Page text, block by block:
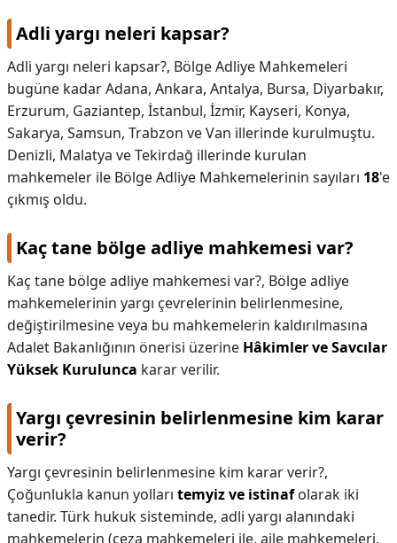
Adli yargı neleri kapsar?
Adli yargı neleri kapsar?, Bölge Adliye Mahkemeleri
bugüne kadar Adana, Ankara, Antalya, Bursa, Diyarbakır,
Erzurum, Gaziantep, İstanbul, İzmir, Kayseri, Konya,
Sakarya, Samsun, Trabzon ve Van illerinde kurulmuştu.
Denizli, Malatya ve Tekirdağ illerinde kurulan
mahkemeler ile Bölge Adliye Mahkemelerinin sayıları 18'e
çıkmış oldu.
Kaç tane bölge adliye mahkemesi var?
Kaç tane bölge adliye mahkemesi var?, Bölge adliye
mahkemelerinin yargı çevrelerinin belirlenmesine,
değiştirilmesine veya bu mahkemelerin kaldırılmasına
Adalet Bakanlığının önerisi üzerine Hâkimler ve Savcılar
Yüksek Kurulunca karar verilir.
Yargı çevresinin belirlenmesine kim karar
verir?
Yargı çevresinin belirlenmesine kim karar verir?,
Çoğunlukla kanun yolları temyiz ve istinafolarak iki
tanedir. Türk hukuk sisteminde, adli yargı alanındaki
mahkemelerin (ceza mahkemeleri ile, aile mahkemeleri,